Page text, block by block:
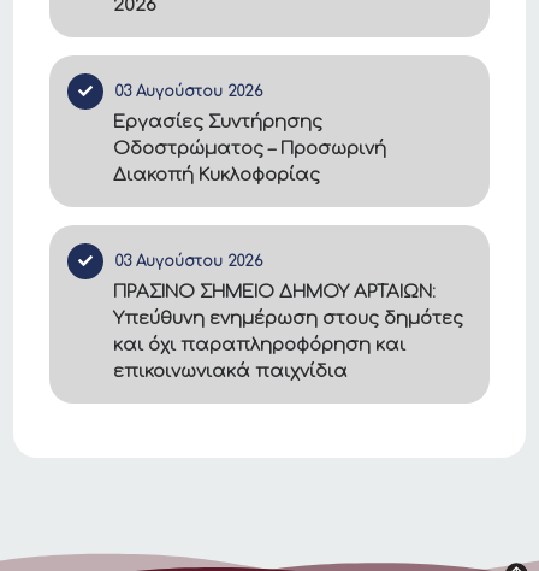
2026
03 Αυγούστου 2026
Εργασίες Συντήρησης
Οδοστρώματος – Προσωρινή
Διακοπή Κυκλοφορίας
03 Αυγούστου 2026
ΠΡΑΣΙΝΟ ΣΗΜΕΙΟ ΔΗΜΟΥ ΑΡΤΑΙΩΝ:
Υπεύθυνη ενημέρωση στους δημότες
και όχι παραπληροφόρηση και
επικοινωνιακά παιχνίδια